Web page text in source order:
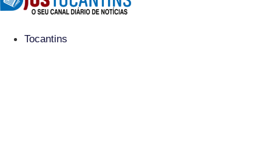
Tocantins